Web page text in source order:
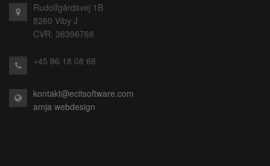
Rudolfgårdsvej 1B
8260 Viby J
CVR: 36396768
+45 86 18 08 68
kontakt@ecitsoftware.com
amja webdesign